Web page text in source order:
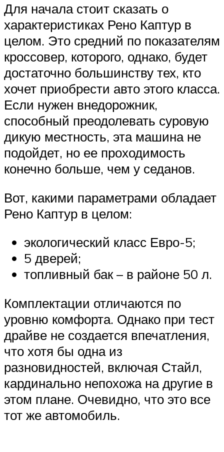
Для начала стоит сказать о
характеристиках Рено Каптур в
целом. Это средний по показателям
кроссовер, которого, однако, будет
достаточно большинству тех, кто
хочет приобрести авто этого класса.
Если нужен внедорожник,
способный преодолевать суровую
дикую местность, эта машина не
подойдет, но ее проходимость
конечно больше, чем у седанов.
Вот, какими параметрами обладает
Рено Каптур в целом:
экологический класс Евро-5;
5 дверей;
топливный бак – в районе 50 л.
Комплектации отличаются по
уровню комфорта. Однако при тест
драйве не создается впечатления,
что хотя бы одна из
разновидностей, включая Стайл,
кардинально непохожа на другие в
этом плане. Очевидно, что это все
тот же автомобиль.